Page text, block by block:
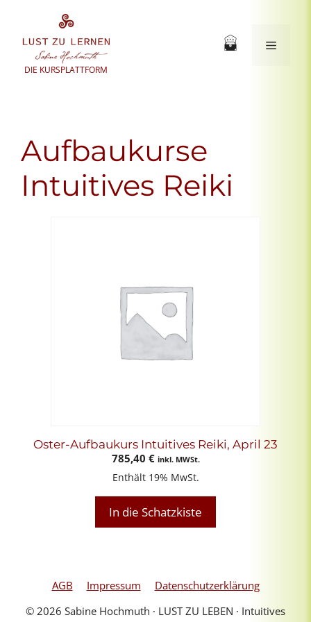
springen
DIE KURSPLATTFORM
Menü
Aufbaukurse
Intuitives Reiki
Oster-Aufbaukurs Intuitives Reiki, April 23
785,40 € inkl. MWSt.
Enthält 19% MwSt.
In die Schatzkiste
AGB Impressum
Datenschutzerklärung
© 2026 Sabine Hochmuth ∙ LUST ZU LEBEN ∙ Intuitives